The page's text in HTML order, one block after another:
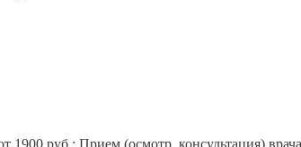
1900 руб.; Прием (осмотр, консультация)